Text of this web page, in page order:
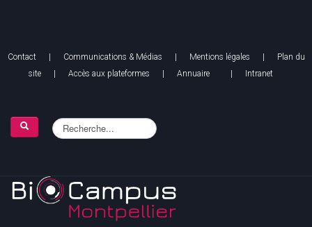
Contact| Communications & Médias | Mentions légales | Plan du
site | Accès aux plateformes | Annuaire | Intranet